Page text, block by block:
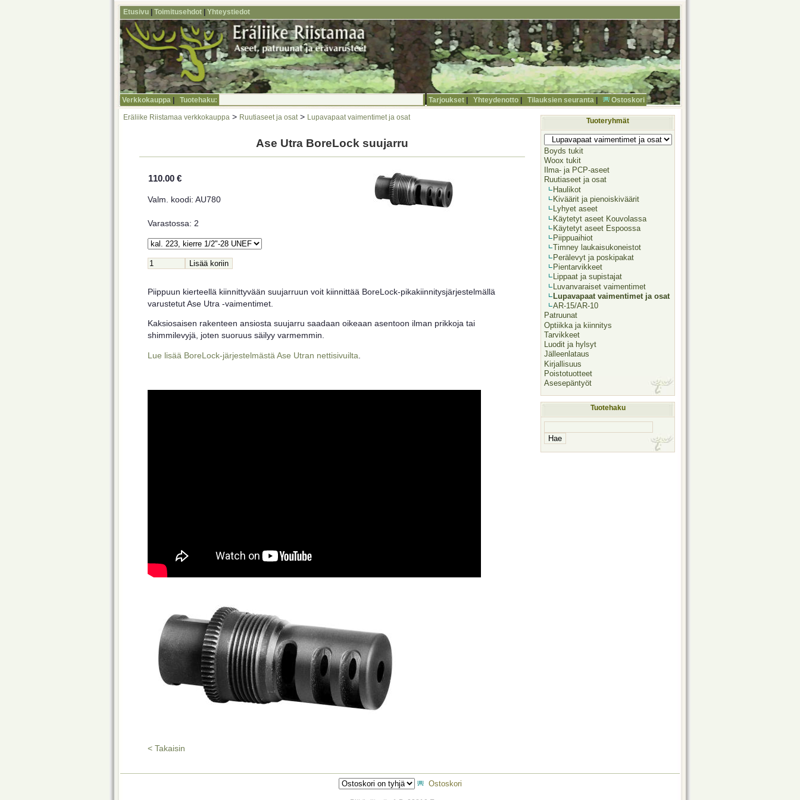
Etusivu Toimitusehdot Yhteystiedot
Verkkokauppa Tuotehaku: Tarjoukset Yhteydenotto Tilauksien seuranta Ostoskori
Eräliike Riistamaa verkkokauppa > Ruutiaseet ja osat > Lupavapaat vaimentimet ja osat
Ase Utra BoreLock suujarru
110.00 €
Valm. koodi: AU780
Varastossa: 2
Piippuun kierteellä kiinnittyvään suujarruun voit kiinnittää BoreLock-pikakiinnitysjärjestelmällä
varustetut Ase Utra -vaimentimet.
Kaksiosaisen rakenteen ansiosta suujarru saadaan oikeaan asentoon ilman prikkoja tai
shimmilevyjä, joten suoruus säilyy varmemmin.
Lue lisää BoreLock-järjestelmästä Ase Utran nettisivuilta.
< Takaisin
Tuoteryhmät
Boyds tukit
Woox tukit
Ilma- ja PCP-aseet
Ruutiaseet ja osat
Haulikot
Kiväärit ja pienoiskiväärit
Lyhyet aseet
Käytetyt aseet Kouvolassa
Käytetyt aseet Espoossa
Piippuaihiot
Timney laukaisukoneistot
Perälevyt ja poskipakat
Pientarvikkeet
Lippaat ja supistajat
Luvanvaraiset vaimentimet
Lupavapaat vaimentimet ja osat
AR-15/AR-10
Patruunat
Optiikka ja kiinnitys
Tarvikkeet
Luodit ja hylsyt
Jälleenlataus
Kirjallisuus
Poistotuotteet
Asesepäntyöt
Tuotehaku
Ostoskori